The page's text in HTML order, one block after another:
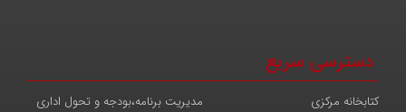
دسترسی سریع
مدیریت برنامه،بودجه و تحول اداری
کتابخانه مرکزی